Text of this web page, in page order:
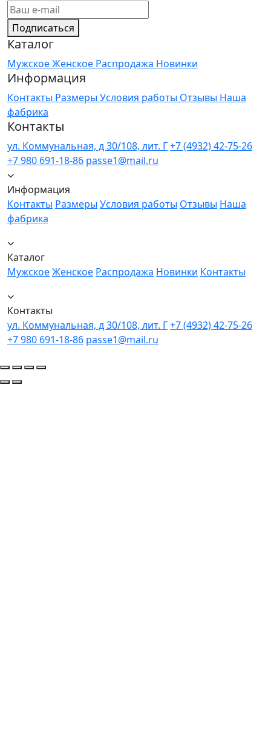
Подписаться
Каталог
МужскоеЖенское Распродажа Новинки
Информация
Контакты Размеры Условия работы Отзывы Наша
фабрика
Контакты
ул. Коммунальная, д 30/108, лит. Г+7 (4932) 42-75-26
+7 980 691-18-86 passe1@mail.ru
Информация
Контакты Размеры Условия работы Отзывы Наша
фабрика
Каталог
МужскоеЖенское Распродажа Новинки Контакты
Контакты
ул. Коммунальная, д 30/108, лит. Г+7 (4932) 42-75-26
+7 980 691-18-86 passe1@mail.ru